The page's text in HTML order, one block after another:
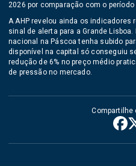
2026 por comparação com o
A AHP revelou ainda os
sinal de alerta para a Grande
nacional na Páscoa tenha subido
disponível na capital só conseguiu
redução de 6% no preço médio
de pressão no mercado.
Compartilhe